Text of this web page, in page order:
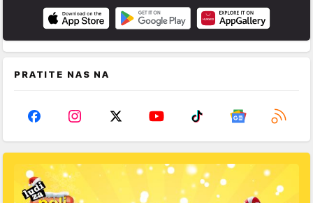
PRATITE NAS NA